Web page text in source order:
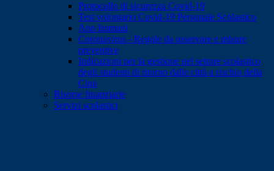
Protocollo di sicurezza Covid-19
Test volontario Covid-19 Personale Scolastico
App Immuni
Coronavirus - Regole da osservare e misure
preventive
Indicazioni per la gestione nel settore scolastico
degli studenti di ritorno dalle città a rischio della
Cina
Risorse finanziarie
Servizi scolastici